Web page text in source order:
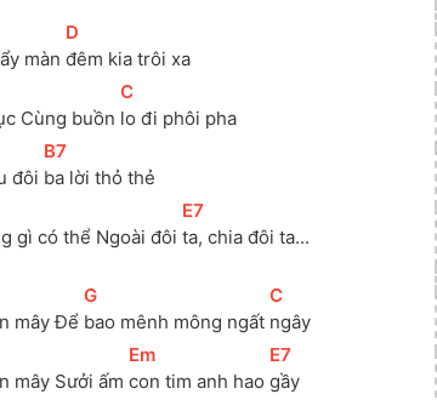
màn
[D
đêm kia trôi xa
Cùng buồn
[
C
lo đi phôi pha
đôi
[B7
ba lời thỏ thẻ
gì có thể Ngoài đôi
[E7
ta, chia đôi ta...
mây Để
[
G
bao mênh mông ngất
[
C
ngây
mây Sưởi ấm
[Em
con tim anh hao
[E7
gầy